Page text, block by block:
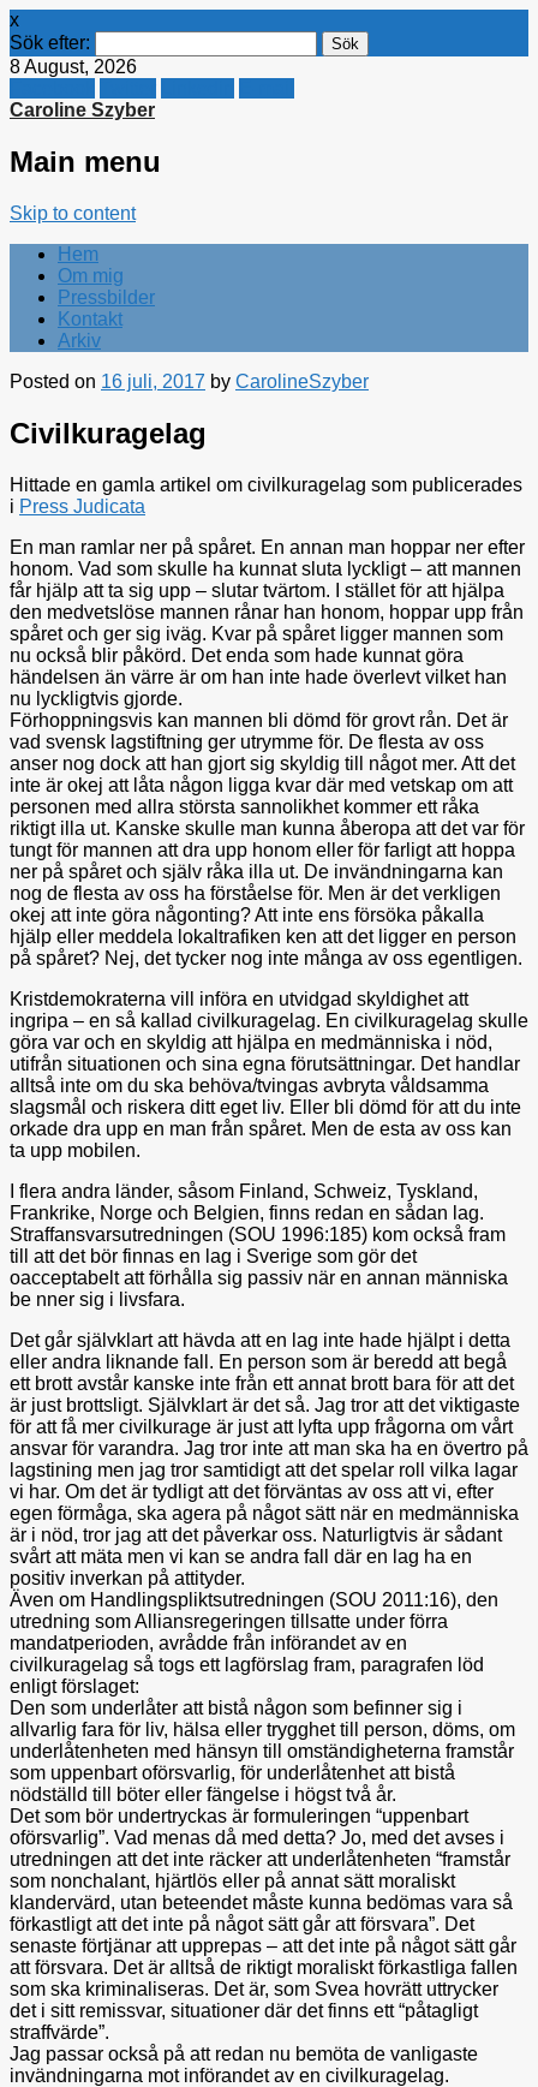
x
Sök efter:
8 August, 2026
Caroline Szyber
Main menu
Skip to content
Hem
Om mig
Pressbilder
Kontakt
Arkiv
Posted on 16 juli, 2017 by CarolineSzyber
Civilkuragelag
Hittade en gamla artikel om civilkuragelag som publicerades
i Press Judicata
En man ramlar ner på spåret. En annan man hoppar ner efter
honom. Vad som skulle ha kunnat sluta lyckligt – att mannen
får hjälp att ta sig upp – slutar tvärtom. I stället för att hjälpa
den medvetslöse mannen rånar han honom, hoppar upp från
spåret och ger sig iväg. Kvar på spåret ligger mannen som
nu också blir påkörd. Det enda som hade kunnat göra
händelsen än värre är om han inte hade överlevt vilket han
nu lyckligtvis gjorde.
Förhoppningsvis kan mannen bli dömd för grovt rån. Det är
vad svensk lagstiftning ger utrymme för. De flesta av oss
anser nog dock att han gjort sig skyldig till något mer. Att det
inte är okej att låta någon ligga kvar där med vetskap om att
personen med allra största sannolikhet kommer ett råka
riktigt illa ut. Kanske skulle man kunna åberopa att det var för
tungt för mannen att dra upp honom eller för farligt att hoppa
ner på spåret och själv råka illa ut. De invändningarna kan
nog de flesta av oss ha förståelse för. Men är det verkligen
okej att inte göra någonting? Att inte ens försöka påkalla
hjälp eller meddela lokaltrafiken ken att det ligger en person
på spåret? Nej, det tycker nog inte många av oss egentligen.
Kristdemokraterna vill införa en utvidgad skyldighet att
ingripa – en så kallad civilkuragelag. En civilkuragelag skulle
göra var och en skyldig att hjälpa en medmänniska i nöd,
utifrån situationen och sina egna förutsättningar. Det handlar
alltså inte om du ska behöva/tvingas avbryta våldsamma
slagsmål och riskera ditt eget liv. Eller bli dömd för att du inte
orkade dra upp en man från spåret. Men de esta av oss kan
ta upp mobilen.
I flera andra länder, såsom Finland, Schweiz, Tyskland,
Frankrike, Norge och Belgien, finns redan en sådan lag.
Straffansvarsutredningen (SOU 1996:185) kom också fram
till att det bör finnas en lag i Sverige som gör det
oacceptabelt att förhålla sig passiv när en annan människa
be nner sig i livsfara.
Det går självklart att hävda att en lag inte hade hjälpt i detta
eller andra liknande fall. En person som är beredd att begå
ett brott avstår kanske inte från ett annat brott bara för att det
är just brottsligt. Självklart är det så. Jag tror att det viktigaste
för att få mer civilkurage är just att lyfta upp frågorna om vårt
ansvar för varandra. Jag tror inte att man ska ha en övertro på
lagstining men jag tror samtidigt att det spelar roll vilka lagar
vi har. Om det är tydligt att det förväntas av oss att vi, efter
egen förmåga, ska agera på något sätt när en medmänniska
är i nöd, tror jag att det påverkar oss. Naturligtvis är sådant
svårt att mäta men vi kan se andra fall där en lag ha en
positiv inverkan på attityder.
Även om Handlingspliktsutredningen (SOU 2011:16), den
utredning som Alliansregeringen tillsatte under förra
mandatperioden, avrådde från införandet av en
civilkuragelag så togs ett lagförslag fram, paragrafen löd
enligt förslaget:
Den som underlåter att bistå någon som befinner sig i
allvarlig fara för liv, hälsa eller trygghet till person, döms, om
underlåtenheten med hänsyn till omständigheterna framstår
som uppenbart oförsvarlig, för underlåtenhet att bistå
nödställd till böter eller fängelse i högst två år.
Det som bör undertryckas är formuleringen “uppenbart
oförsvarlig”. Vad menas då med detta? Jo, med det avses i
utredningen att det inte räcker att underlåtenheten “framstår
som nonchalant, hjärtlös eller på annat sätt moraliskt
klandervärd, utan beteendet måste kunna bedömas vara så
förkastligt att det inte på något sätt går att försvara”. Det
senaste förtjänar att upprepas – att det inte på något sätt går
att försvara. Det är alltså de riktigt moraliskt förkastliga fallen
som ska kriminaliseras. Det är, som Svea hovrätt uttrycker
det i sitt remissvar, situationer där det finns ett “påtagligt
straffvärde”.
Jag passar också på att redan nu bemöta de vanligaste
invändningarna mot införandet av en civilkuragelag.